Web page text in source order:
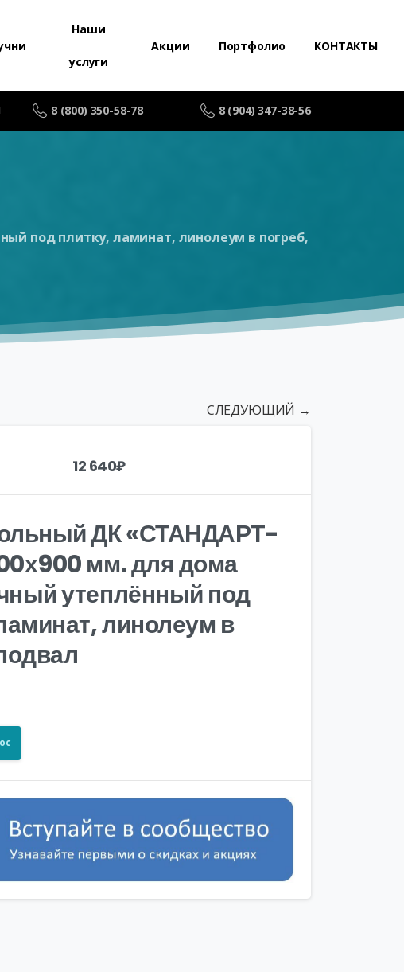
Наши
услуги
Акции Портфолио КОНТАКТЫ
8 (800) 350-58-78 8 (904) 347-38-56
под плитку, ламинат, линолеум в погреб,
СЛЕДУЮЩИЙ →
12 640₽
ДК «СТАНДАРТ-
мм. для дома
утеплённый под
линолеум в